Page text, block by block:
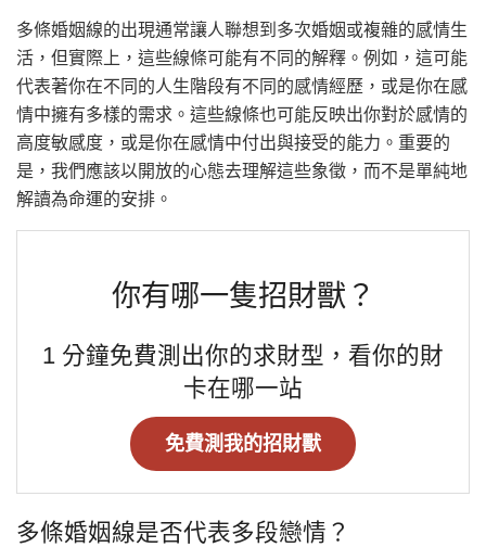
多條婚姻線的出現通常讓人聯想到多次婚姻或複雜的感情生
活，但實際上，這些線條可能有不同的解釋。例如，這可能
代表著你在不同的人生階段有不同的感情經歷，或是你在感
情中擁有多樣的需求。這些線條也可能反映出你對於感情的
高度敏感度，或是你在感情中付出與接受的能力。重要的
是，我們應該以開放的心態去理解這些象徵，而不是單純地
解讀為命運的安排。
你有哪一隻招財獸？
1 分鐘免費測出你的求財型，看你的財
卡在哪一站
免費測我的招財獸
多條婚姻線是否代表多段戀情？